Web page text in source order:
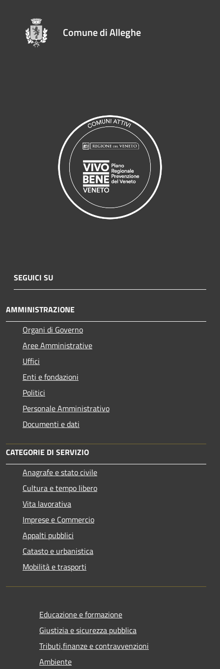
Comune di Alleghe
SEGUICI SU
AMMINISTRAZIONE
Organi di Governo
Aree Amministrative
Uffici
Enti e fondazioni
Politici
Personale Amministrativo
Documenti e dati
CATEGORIE DI SERVIZIO
Anagrafe e stato civile
Cultura e tempo libero
Vita lavorativa
Imprese e Commercio
Appalti pubblici
Catasto e urbanistica
Mobilità e trasporti
Educazione e formazione
Giustizia e sicurezza pubblica
Tributi,finanze e contravvenzioni
Ambiente